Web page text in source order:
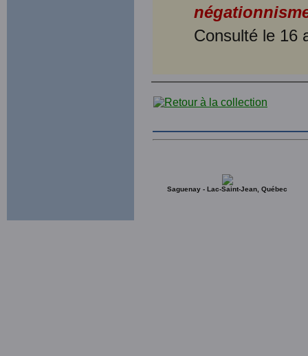
Consulté le 16
Saguenay - Lac-Saint-Jean, Québec